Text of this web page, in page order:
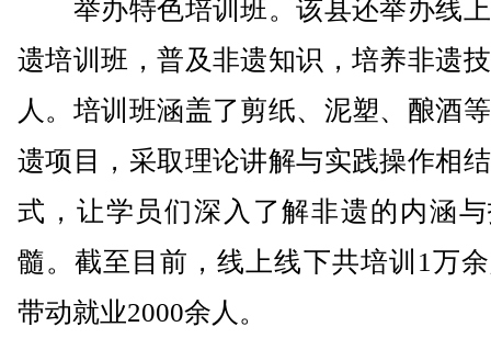
举办特色培训班。该县还举办线
遗培训班，普及非遗知识，培养非遗
人。培训班涵盖了剪纸、泥塑、酿酒
遗项目，采取理论讲解与实践操作相
式，让学员们深入了解非遗的内涵
髓。截至目前，线上线下共培训1万
带动就业2000余人。